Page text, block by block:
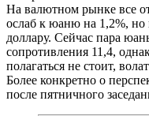
На валютном рынке все
ослаб к юаню на 1,2%, но
доллару. Сейчас пара
сопротивления 11,4,
полагаться не стоит,
Более конкретно о
после пятничного